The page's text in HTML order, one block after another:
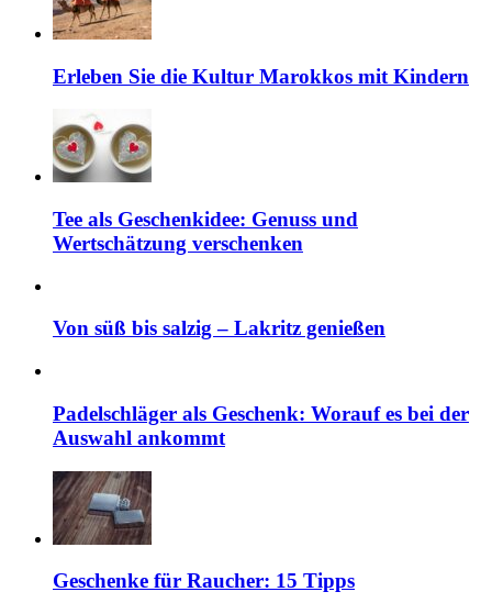
Erleben Sie die Kultur Marokkos mit Kindern
Tee als Geschenkidee: Genuss und
Wertschätzung verschenken
Von süß bis salzig – Lakritz genießen
Padelschläger als Geschenk: Worauf es bei der
Auswahl ankommt
Geschenke für Raucher: 15 Tipps